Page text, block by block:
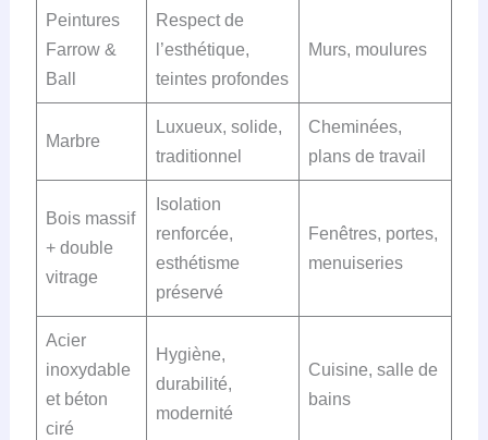
Peintures
Farrow &
Ball
Respect de
l’esthétique,
teintes profondes
Murs, moulures
Marbre
Luxueux, solide,
traditionnel
Cheminées,
plans de travail
Bois massif
+ double
vitrage
Isolation
renforcée,
esthétisme
préservé
Fenêtres, portes,
menuiseries
Acier
inoxydable
et béton
ciré
Hygiène,
durabilité,
modernité
Cuisine, salle de
bains